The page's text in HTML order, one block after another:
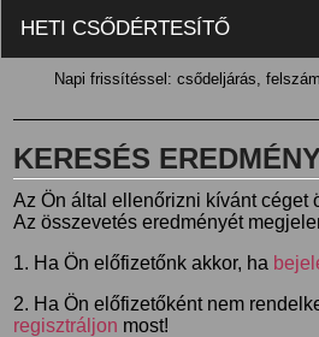
HETI CSŐDÉRTESÍTŐ
Napi frissítéssel: csődeljárás,
KERESÉS
Az Ön által ellenőrizni kívánt céget
Az összevetés eredményét
1. Ha Ön előfizetőnk akkor, ha
2. Ha Ön előfizetőként nem
regisztráljon most!